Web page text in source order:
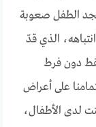
الطفل صعوبة
الذي قدّ
دون فرط
على أعراض
لدى الأطفال،